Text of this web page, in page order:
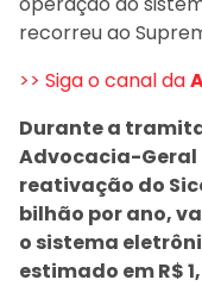
recorreu ao
>> Siga o canal da
Durante a
Advocacia-Geral
reativação do
bilhão por ano,
o sistema
estimado em R$